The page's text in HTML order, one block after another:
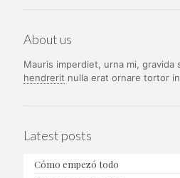
About us
Mauris imperdiet, urna mi, gravida
hendrerit nulla erat ornare tortor
Latest posts
Cómo empezó todo